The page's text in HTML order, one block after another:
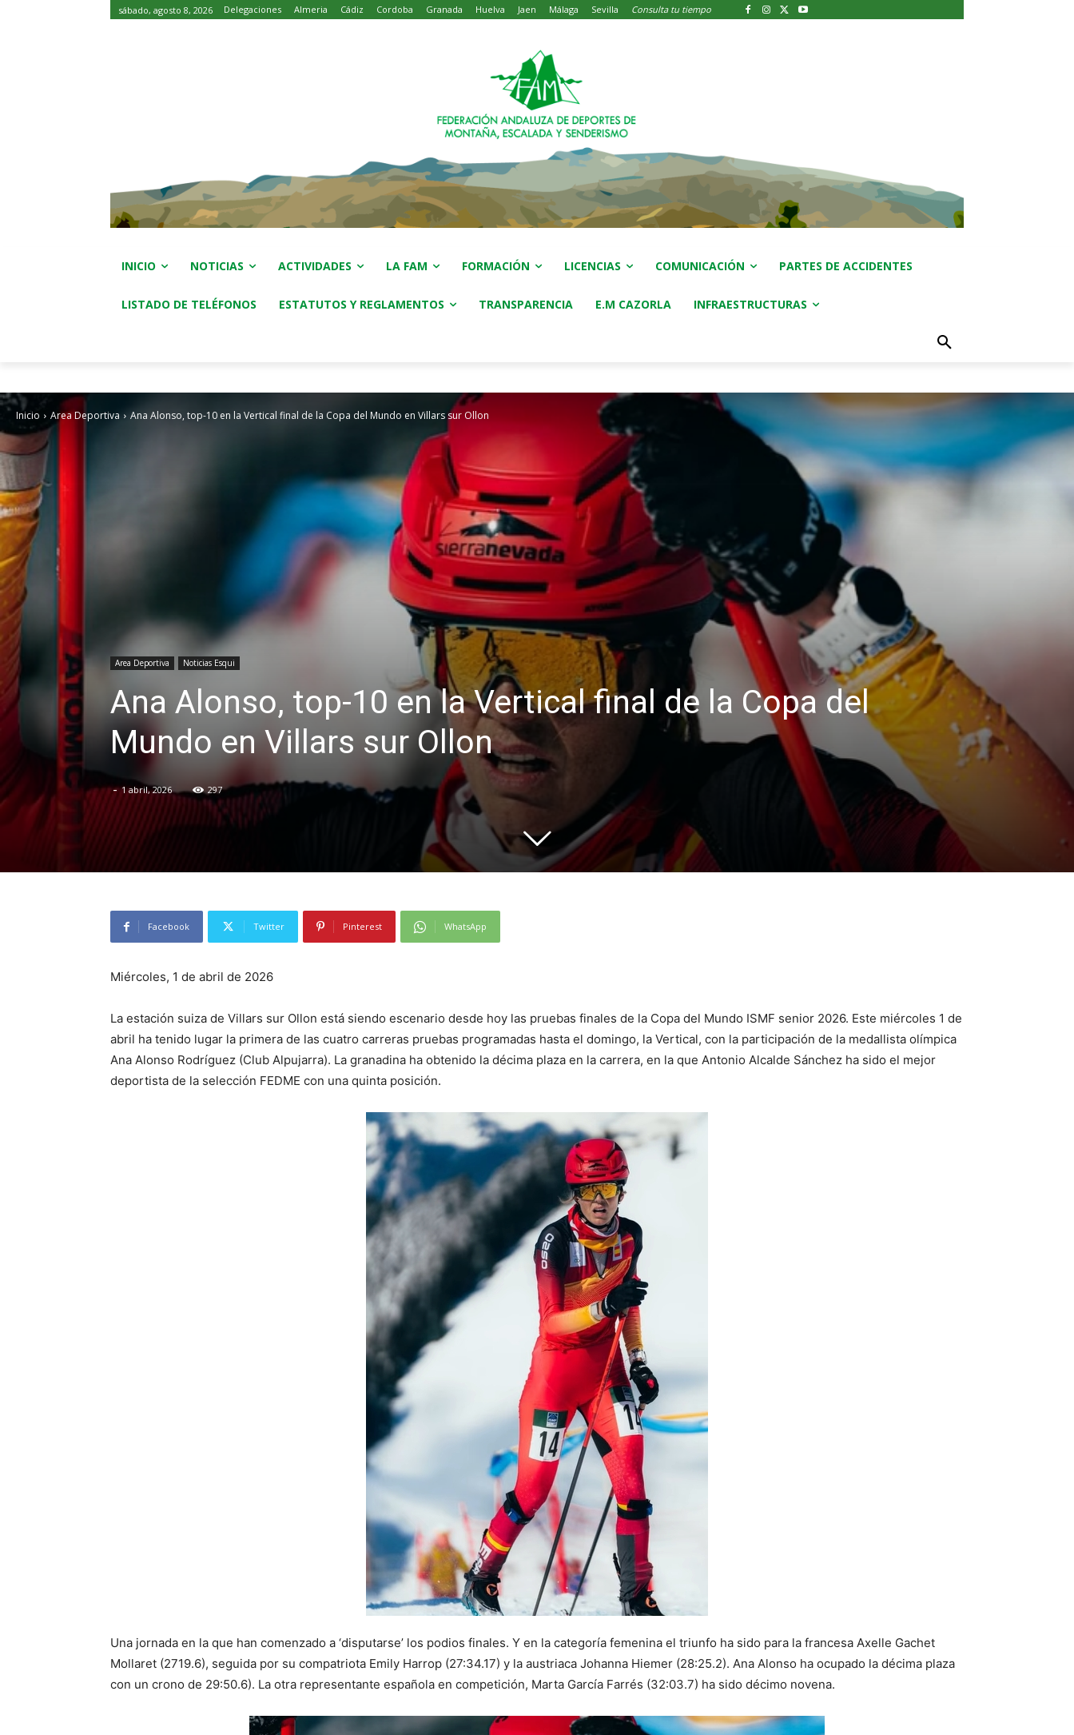
sábado, agosto 8, 2026 Delegaciones Almeria Cádiz Cordoba Granada Huelva Jaen Málaga Sevilla Consulta tu tiempo
INICIO NOTICIAS ACTIVIDADES LA FAM FORMACIÓN LICENCIAS COMUNICACIÓN PARTES DE ACCIDENTES
LISTADO DE TELÉFONOS ESTATUTOS Y REGLAMENTOS TRANSPARENCIA E.M CAZORLA INFRAESTRUCTURAS
Inicio Area Deportiva Ana Alonso, top-10 en la Vertical final de la Copa del Mundo en Villars sur Ollon
Area Deportiva Noticias Esqui
Ana Alonso, top-10 en la Vertical final de la Copa del
Mundo en Villars sur Ollon
- 1 abril, 2026 297
Facebook Twitter Pinterest WhatsApp
Miércoles, 1 de abril de 2026
La estación suiza de Villars sur Ollon está siendo escenario desde hoy las pruebas finales de la Copa del Mundo ISMF senior 2026. Este miércoles 1 de
abril ha tenido lugar la primera de las cuatro carreras pruebas programadas hasta el domingo, la Vertical, con la participación de la medallista olímpica
Ana Alonso Rodríguez (Club Alpujarra). La granadina ha obtenido la décima plaza en la carrera, en la que Antonio Alcalde Sánchez ha sido el mejor
deportista de la selección FEDME con una quinta posición.
Una jornada en la que han comenzado a ‘disputarse’ los podios finales. Y en la categoría femenina el triunfo ha sido para la francesa Axelle Gachet
Mollaret (2719.6), seguida por su compatriota Emily Harrop (27:34.17) y la austriaca Johanna Hiemer (28:25.2). Ana Alonso ha ocupado la décima plaza
con un crono de 29:50.6). La otra representante española en competición, Marta García Farrés (32:03.7) ha sido décimo novena.